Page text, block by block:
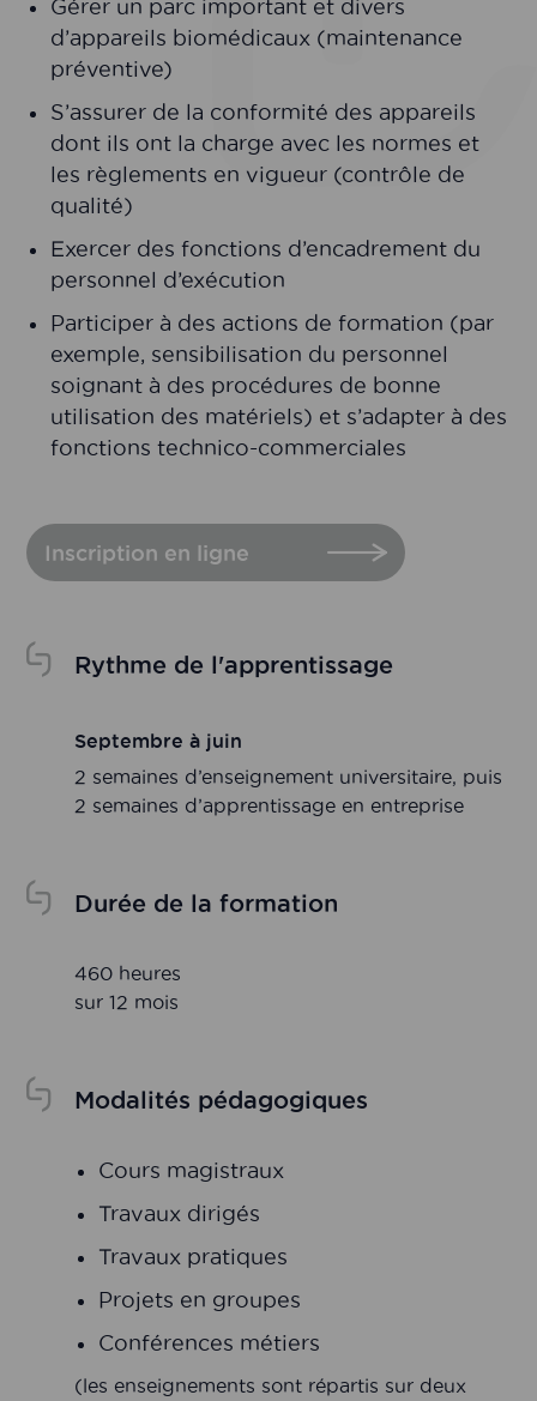
Gérer un parc important et divers
d’appareils biomédicaux (maintenance
préventive)
S’assurer de la conformité des appareils
dont ils ont la charge avec les normes et
les règlements en vigueur (contrôle de
qualité)
Exercer des fonctions d’encadrement du
personnel d’exécution
Participer à des actions de formation (par
exemple, sensibilisation du personnel
soignant à des procédures de bonne
utilisation des matériels) et s’adapter à des
fonctions technico-commerciales
Inscription en ligne
Rythme de l'apprentissage
Septembre à juin
2 semaines d’enseignement universitaire, puis
2 semaines d’apprentissage en entreprise
Durée de la formation
460 heures
sur 12 mois
Modalités pédagogiques
Cours magistraux
Travaux dirigés
Travaux pratiques
Projets en groupes
Conférences métiers
(les enseignements sont répartis sur deux